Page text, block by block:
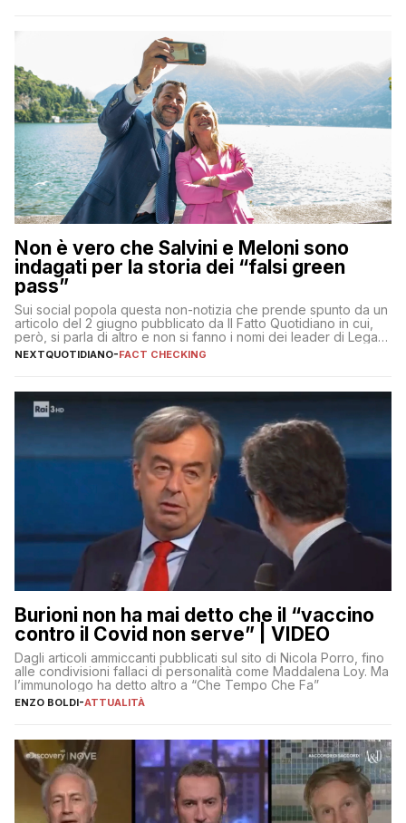
Non è vero che Salvini e Meloni sono
indagati per la storia dei “falsi green
pass”
Sui social popola questa non-notizia che prende spunto da un
articolo del 2 giugno pubblicato da Il Fatto Quotidiano in cui,
però, si parla di altro e non si fanno i nomi dei leader di Lega e
Fratelli d’Italia
NEXTQUOTIDIANO-FACT CHECKING
Burioni non ha mai detto che il “vaccino
contro il Covid non serve” | VIDEO
Dagli articoli ammiccanti pubblicati sul sito di Nicola Porro, fino
alle condivisioni fallaci di personalità come Maddalena Loy. Ma
l’immunologo ha detto altro a “Che Tempo Che Fa”
ENZO BOLDI-ATTUALITÀ